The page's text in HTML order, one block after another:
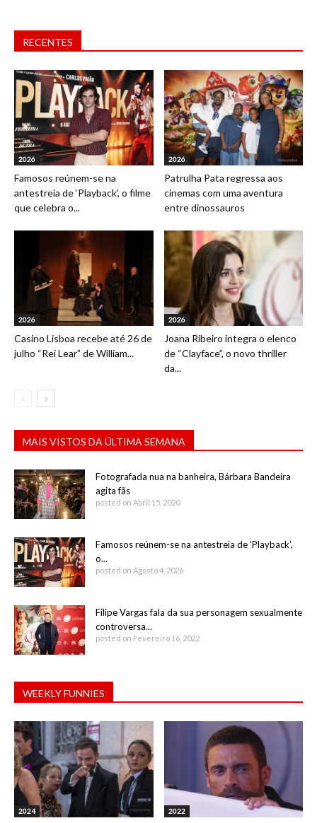
RECENTES
2026
Famosos reúnem-se na
antestreia de ‘Playback’, o filme
que celebra o...
2026
Patrulha Pata regressa aos
cinemas com uma aventura
entre dinossauros
2026
Casino Lisboa recebe até 26 de
julho “Rei Lear” de William...
2026
Joana Ribeiro integra o elenco
de “Clayface”, o novo thriller
da...
MAIS VISTOS DA ÚLTIMA SEMANA
Fotografada nua na banheira, Bárbara Bandeira
agita fãs
posted on Abril 15, 2020
Famosos reúnem-se na antestreia de ‘Playback’,
o...
posted on Agosto 4, 2026
Filipe Vargas fala da sua personagem sexualmente
controversa...
posted on Fevereiro 16, 2022
WEEKLY FUNNIES
2024 2022